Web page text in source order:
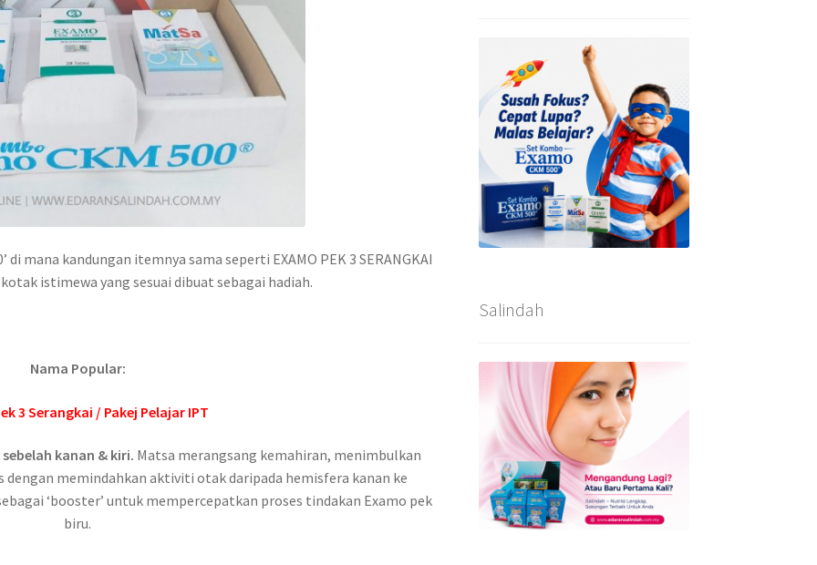
di mana kandungan itemnya sama seperti EXAMO PEK 3 SERANGKAI
istimewa yang sesuai dibuat sebagai hadiah.
Nama Popular:
3 Serangkai / Pakej Pelajar IPT
kanan & kiri. Matsa merangsang kemahiran, menimbulkan
memindahkan aktiviti otak daripada hemisfera kanan ke
‘booster’ untuk mempercepatkan proses tindakan Examo pek
biru.
Salindah